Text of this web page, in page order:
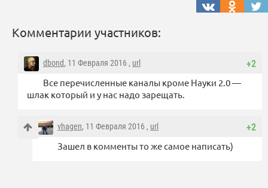
Комментарии участников:
+2
dbond, 11 Февраля 2016 , url
Все перечисленные каналы кроме Науки 2.0 —
шлак который и у нас надо зарещать.
+2
vhagen, 11 Февраля 2016 , url
Зашел в комменты то же самое написать)